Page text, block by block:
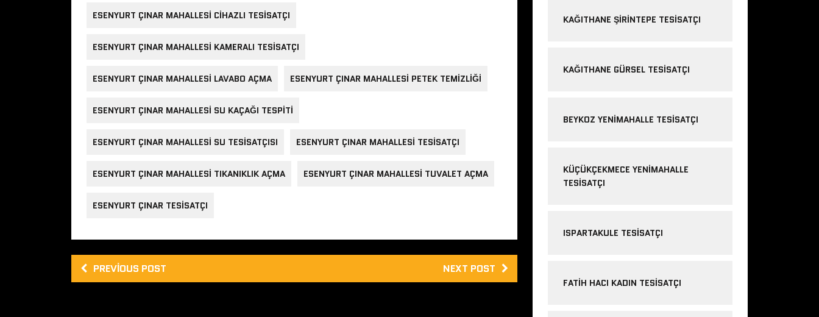
ESENYURT ÇINAR MAHALLESI CIHAZLI TESISATÇI
ESENYURT ÇINAR MAHALLESI KAMERALI TESISATÇI
ESENYURT ÇINAR MAHALLESI LAVABO AÇMA ESENYURT ÇINAR MAHALLESI PETEK TEMIZLIĞI
ESENYURT ÇINAR MAHALLESI SU KAÇAĞI TESPITI
ESENYURT ÇINAR MAHALLESI SU TESISATÇISI ESENYURT ÇINAR MAHALLESI TESISATÇI
ESENYURT ÇINAR MAHALLESI TIKANIKLIK AÇMA ESENYURT ÇINAR MAHALLESI TUVALET AÇMA
ESENYURT ÇINAR TESISATÇI
PREVIOUS POST NEXT POST
KAĞITHANE ŞIRINTEPE TESISATÇI
KAĞITHANE GÜRSEL TESISATÇI
BEYKOZ YENIMAHALLE TESISATÇI
KÜÇÜKÇEKMECE YENIMAHALLE
TESISATÇI
ISPARTAKULE TESISATÇI
FATIH HACI KADIN TESISATÇI